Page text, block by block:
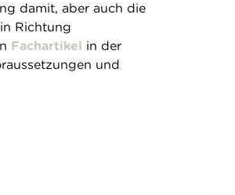
damit, aber auch die
Richtung
Fachartikel in der
und